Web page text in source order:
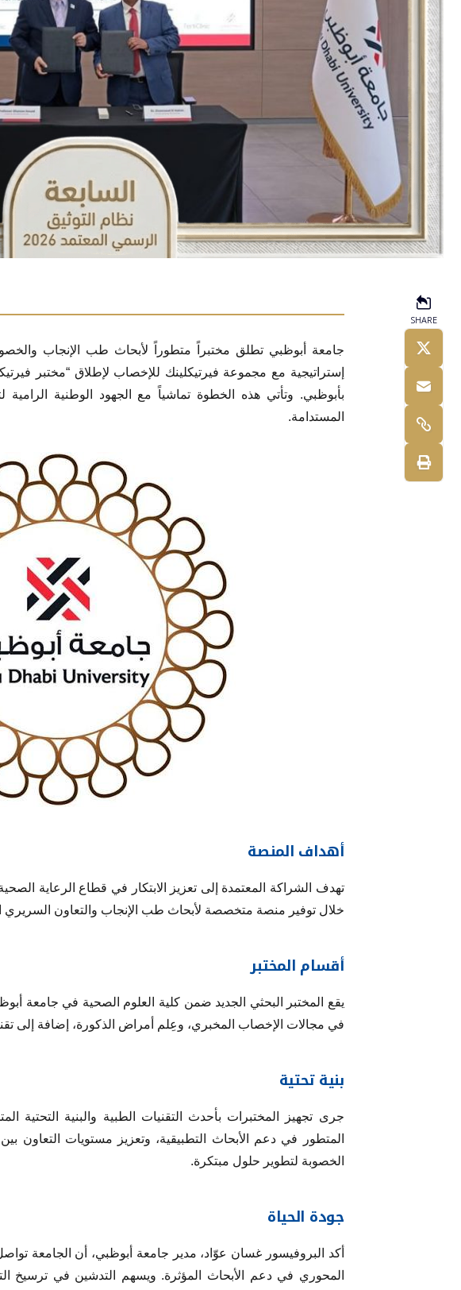
SHARE
جامعة أبوظبي تطلق مختبراً متطوراً لأبحاث طب الإنجاب
إستراتيجية مع مجموعة فيرتيكلينك للإخصاب لإطلاق “مختبر
بأبوظبي. وتأتي هذه الخطوة تماشياً مع الجهود الوطنية الرامية
المستدامة.
أهداف المنصة
تهدف الشراكة المعتمدة إلى تعزيز الابتكار في قطاع الرعاية
خلال توفير منصة متخصصة لأبحاث طب الإنجاب والتعاون السريري
أقسام المختبر
يقع المختبر البحثي الجديد ضمن كلية العلوم الصحية في جامعة
في مجالات الإخصاب المخبري، وعِلم أمراض الذكورة، إضافة إلى
بنية تحتية
جرى تجهيز المختبرات بأحدث التقنيات الطبية والبنية التحتية
المتطور في دعم الأبحاث التطبيقية، وتعزيز مستويات التعاون
الخصوبة لتطوير حلول مبتكرة.
جودة الحياة
أكد البروفيسور غسان عوّاد، مدير جامعة أبوظبي، أن الجامعة
المحوري في دعم الأبحاث المؤثرة. ويسهم التدشين في ترسيخ